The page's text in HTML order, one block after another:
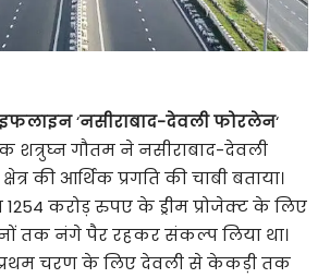
‘नसीराबाद-देवली फोरलेन‘
शत्रुघ्न गौतम ने नसीराबाद-देवली
की आर्थिक प्रगति की चाबी बताया।
करोड़ रुपए के ड्रीम प्रोजेक्ट के लिए
तक नंगे पैर रहकर संकल्प लिया था।
प्रथम चरण के लिए देवली से केकड़ी तक